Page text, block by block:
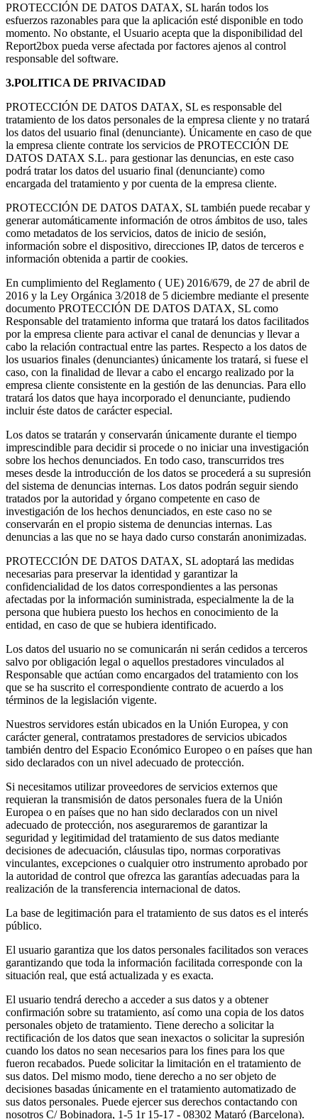
PROTECCIÓN DE DATOS DATAX, SL harán todos los
esfuerzos razonables para que la aplicación esté disponible en todo
momento. No obstante, el Usuario acepta que la disponibilidad del
Report2box pueda verse afectada por factores ajenos al control
responsable del software.
3.POLITICA DE PRIVACIDAD
PROTECCIÓN DE DATOS DATAX, SL es responsable del
tratamiento de los datos personales de la empresa cliente y no tratará
los datos del usuario final (denunciante). Únicamente en caso de que
la empresa cliente contrate los servicios de PROTECCIÓN DE
DATOS DATAX S.L. para gestionar las denuncias, en este caso
podrá tratar los datos del usuario final (denunciante) como
encargada del tratamiento y por cuenta de la empresa cliente.
PROTECCIÓN DE DATOS DATAX, SL también puede recabar y
generar automáticamente información de otros ámbitos de uso, tales
como metadatos de los servicios, datos de inicio de sesión,
información sobre el dispositivo, direcciones IP, datos de terceros e
información obtenida a partir de cookies.
En cumplimiento del Reglamento ( UE) 2016/679, de 27 de abril de
2016 y la Ley Orgánica 3/2018 de 5 diciembre mediante el presente
documento PROTECCIÓN DE DATOS DATAX, SL como
Responsable del tratamiento informa que tratará los datos facilitados
por la empresa cliente para activar el canal de denuncias y llevar a
cabo la relación contractual entre las partes. Respecto a los datos de
los usuarios finales (denunciantes) únicamente los tratará, si fuese el
caso, con la finalidad de llevar a cabo el encargo realizado por la
empresa cliente consistente en la gestión de las denuncias. Para ello
tratará los datos que haya incorporado el denunciante, pudiendo
incluir éste datos de carácter especial.
Los datos se tratarán y conservarán únicamente durante el tiempo
imprescindible para decidir si procede o no iniciar una investigación
sobre los hechos denunciados. En todo caso, transcurridos tres
meses desde la introducción de los datos se procederá a su supresión
del sistema de denuncias internas. Los datos podrán seguir siendo
tratados por la autoridad y órgano competente en caso de
investigación de los hechos denunciados, en este caso no se
conservarán en el propio sistema de denuncias internas. Las
denuncias a las que no se haya dado curso constarán anonimizadas.
PROTECCIÓN DE DATOS DATAX, SL adoptará las medidas
necesarias para preservar la identidad y garantizar la
confidencialidad de los datos correspondientes a las personas
afectadas por la información suministrada, especialmente la de la
persona que hubiera puesto los hechos en conocimiento de la
entidad, en caso de que se hubiera identificado.
Los datos del usuario no se comunicarán ni serán cedidos a terceros
salvo por obligación legal o aquellos prestadores vinculados al
Responsable que actúan como encargados del tratamiento con los
que se ha suscrito el correspondiente contrato de acuerdo a los
términos de la legislación vigente.
Nuestros servidores están ubicados en la Unión Europea, y con
carácter general, contratamos prestadores de servicios ubicados
también dentro del Espacio Económico Europeo o en países que han
sido declarados con un nivel adecuado de protección.
Si necesitamos utilizar proveedores de servicios externos que
requieran la transmisión de datos personales fuera de la Unión
Europea o en países que no han sido declarados con un nivel
adecuado de protección, nos aseguraremos de garantizar la
seguridad y legitimidad del tratamiento de sus datos mediante
decisiones de adecuación, cláusulas tipo, normas corporativas
vinculantes, excepciones o cualquier otro instrumento aprobado por
la autoridad de control que ofrezca las garantías adecuadas para la
realización de la transferencia internacional de datos.
La base de legitimación para el tratamiento de sus datos es el interés
público.
El usuario garantiza que los datos personales facilitados son veraces
garantizando que toda la información facilitada corresponde con la
situación real, que está actualizada y es exacta.
El usuario tendrá derecho a acceder a sus datos y a obtener
confirmación sobre su tratamiento, así como una copia de los datos
personales objeto de tratamiento. Tiene derecho a solicitar la
rectificación de los datos que sean inexactos o solicitar la supresión
cuando los datos no sean necesarios para los fines para los que
fueron recabados. Puede solicitar la limitación en el tratamiento de
sus datos. Del mismo modo, tiene derecho a no ser objeto de
decisiones basadas únicamente en el tratamiento automatizado de
sus datos personales. Puede ejercer sus derechos contactando con
nosotros C/ Bobinadora, 1-5 1r 15-17 - 08302 Mataró (Barcelona).